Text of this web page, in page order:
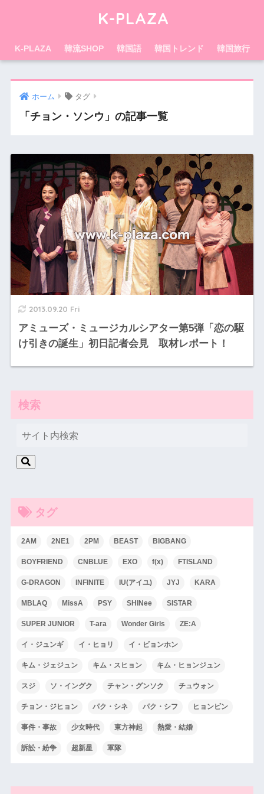
K-PLAZA
K-PLAZA 韓流SHOP 韓国語 韓国トレンド 韓国旅行
ホーム タグ
「チョン・ソンウ」の記事一覧
2013.09.20 Fri
アミューズ・ミュージカルシアター第5弾「恋の駆
け引きの誕生」初日記者会見 取材レポート！
検索
タグ
2AM 2NE1 2PM BEAST BIGBANG
BOYFRIEND CNBLUE EXO f(x) FTISLAND
G-DRAGON INFINITE IU(アイユ) JYJ KARA
MBLAQ MissA PSY SHINee SISTAR
SUPER JUNIOR T-ara Wonder Girls ZE:A
イ・ジュンギ イ・ヒョリ イ・ビョンホン
キム・ジェジュン キム・スヒョン キム・ヒョンジュン
スジ ソ・イングク チャン・グンソク チュウォン
チョン・ジヒョン パク・シネ パク・シフ ヒョンビン
事件・事故 少女時代 東方神起 熱愛・結婚
訴訟・紛争 超新星 軍隊